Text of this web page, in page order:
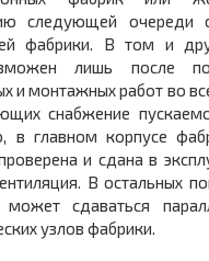
следующей очереди
фабрики. В том и
лишь после
и монтажных работ во
снабжение
в главном корпусе
и сдана в
В остальных
может сдаваться
узлов фабрики.